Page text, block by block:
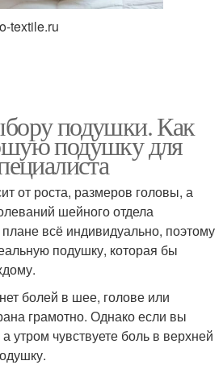
textile.ru
подушки. Как
подушку для
от роста, размеров головы, а
шейного отдела
всё индивидуально, поэтому
подушку, которая бы
болей в шее, голове или
грамотно. Однако если вы
утром чувствуете боль в верхней